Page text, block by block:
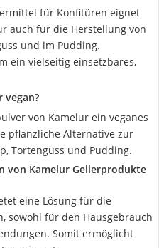
für Konfitüren eignet
auch für die Herstellung von
und im Pudding.
ein vielseitig einsetzbares,
vegan?
von Kamelur ein veganes
pflanzliche Alternative zur
Tortenguss und Pudding.
von Kamelur Gelierprodukte
eine Lösung für die
sowohl für den Hausgebrauch
Somit ermöglicht